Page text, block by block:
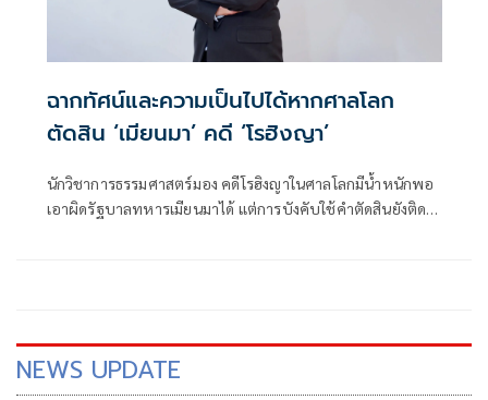
ฉากทัศน์และความเป็นไปได้หากศาลโลก
ตัดสิน ‘เมียนมา’ คดี ‘โรฮิงญา’
นักวิชาการธรรมศาสตร์มอง คดีโรฮิงญาในศาลโลกมีน้ำหนักพอ
เอาผิดรัฐบาลทหารเมียนมาได้ แต่การบังคับใช้คำตัดสินยังติด
NEWS UPDATE